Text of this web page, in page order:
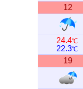
12
24.4℃
22.3℃
19